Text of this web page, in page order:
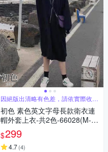
因絕版出清略有色差，請依實際收到
商品為主
初色 素色英文字母長款衛衣連
帽外套上衣-共2色-66028(M-X
L可選)
$299
4.7(4)